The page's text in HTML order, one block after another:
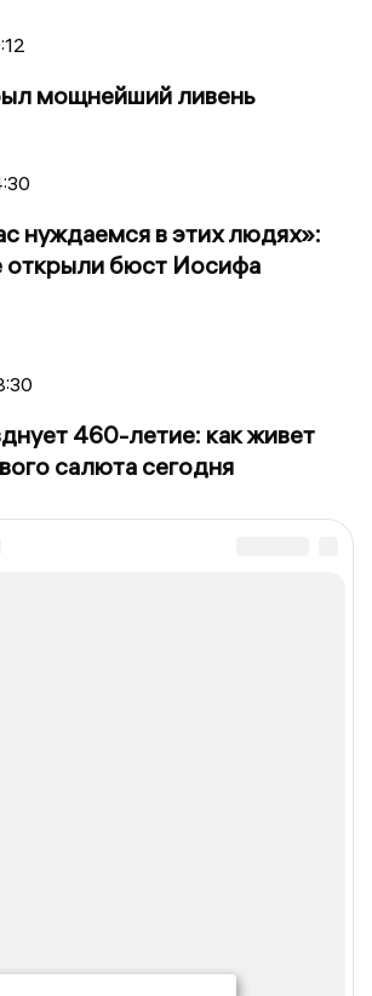
мощнейший ливень
нуждаемся в этих людях»:
открыли бюст Иосифа
460-летие: как живет
салюта сегодня